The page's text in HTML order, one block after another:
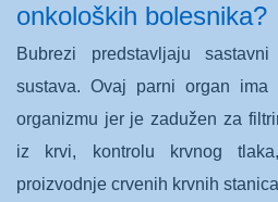
onkoloških bolesnika?
Bubrezi predstavljaju
sustava. Ovaj parni organ ima
organizmu jer je zadužen za
iz krvi, kontrolu krvnog
proizvodnje crvenih krvnih